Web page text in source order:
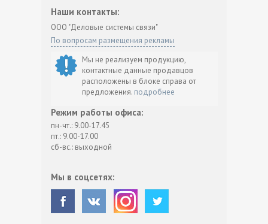
Наши контакты:
ООО "Деловые системы связи"
По вопросам размещения рекламы
Мы не реализуем продукцию,
контактные данные продавцов
расположены в блоке справа от
предложения. подробнее
Режим работы офиса:
пн-чт.: 9.00-17.45
пт.: 9.00-17.00
сб-вс.: выходной
Мы в соцсетях: